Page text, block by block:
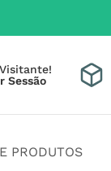
PRODUTOS